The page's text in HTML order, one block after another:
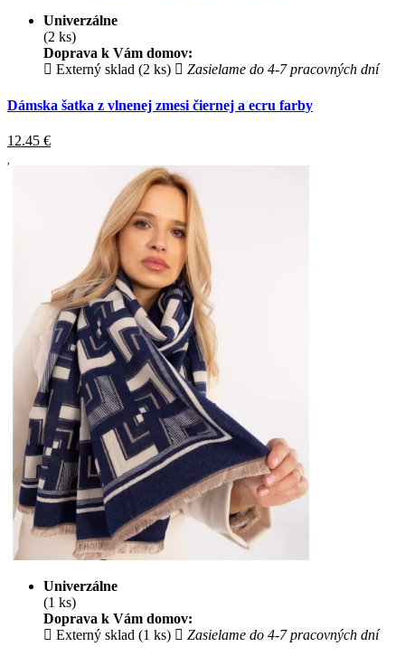
Univerzálne
(2 ks)
Doprava k Vám domov:
Externý sklad (2 ks)
Zasielame do 4-7 pracovných dní
Dámska šatka z vlnenej zmesi čiernej a ecru farby
12.45 €
Univerzálne
(1 ks)
Doprava k Vám domov:
Externý sklad (1 ks)
Zasielame do 4-7 pracovných dní